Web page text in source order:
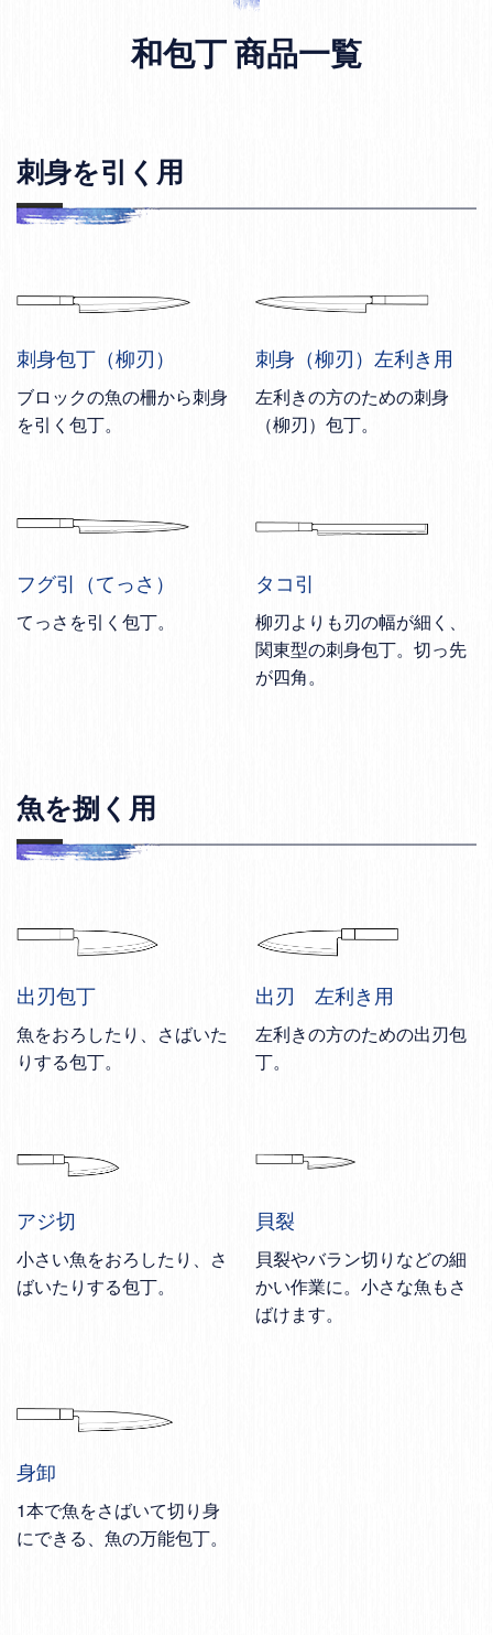
和包丁 商品一覧
刺身を引く用
刺身包丁（柳刃）
ブロックの魚の柵から刺身
を引く包丁。
刺身（柳刃）左利き用
左利きの方のための刺身
（柳刃）包丁。
フグ引（てっさ）
てっさを引く包丁。
タコ引
柳刃よりも刃の幅が細く、
関東型の刺身包丁。切っ先
が四角。
魚を捌く用
出刃包丁
魚をおろしたり、さばいた
りする包丁。
出刃 左利き用
左利きの方のための出刃包
丁。
アジ切
小さい魚をおろしたり、さ
ばいたりする包丁。
貝裂
貝裂やバラン切りなどの細
かい作業に。小さな魚もさ
ばけます。
身卸
1本で魚をさばいて切り身
にできる、魚の万能包丁。